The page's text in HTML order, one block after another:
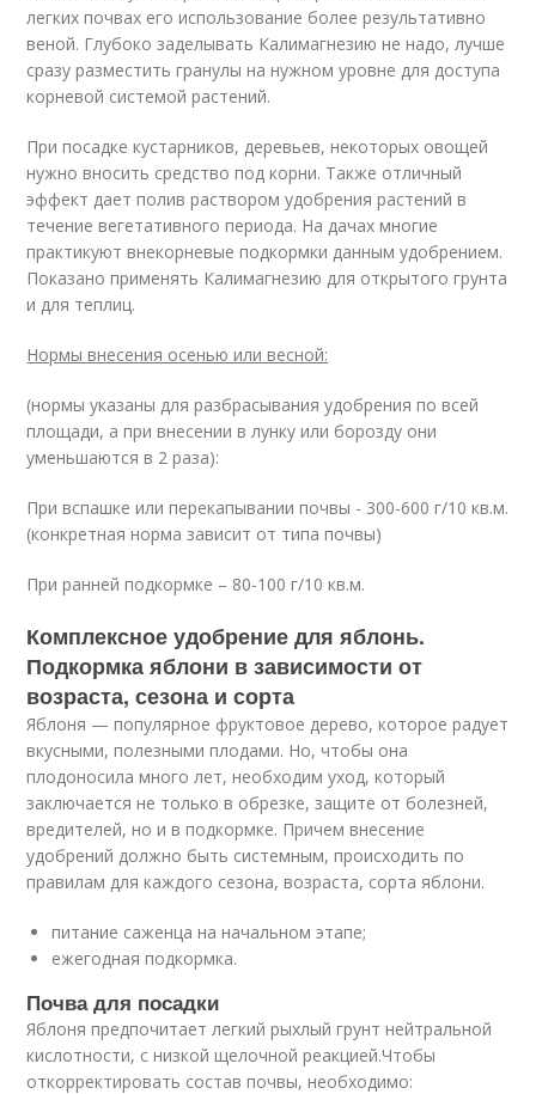
легких почвах его использование более результативно
веной. Глубоко заделывать Калимагнезию не надо, лучше
сразу разместить гранулы на нужном уровне для доступа
корневой системой растений.
При посадке кустарников, деревьев, некоторых овощей
нужно вносить средство под корни. Также отличный
эффект дает полив раствором удобрения растений в
течение вегетативного периода. На дачах многие
практикуют внекорневые подкормки данным удобрением.
Показано применять Калимагнезию для открытого грунта
и для теплиц.
Нормы внесения осенью или весной:
(нормы указаны для разбрасывания удобрения по всей
площади, а при внесении в лунку или борозду они
уменьшаются в 2 раза):
При вспашке или перекапывании почвы - 300-600 г/10 кв.м.
(конкретная норма зависит от типа почвы)
При ранней подкормке – 80-100 г/10 кв.м.
Комплексное удобрение для яблонь.
Подкормка яблони в зависимости от
возраста, сезона и сорта
Яблоня — популярное фруктовое дерево, которое радует
вкусными, полезными плодами. Но, чтобы она
плодоносила много лет, необходим уход, который
заключается не только в обрезке, защите от болезней,
вредителей, но и в подкормке. Причем внесение
удобрений должно быть системным, происходить по
правилам для каждого сезона, возраста, сорта яблони.
питание саженца на начальном этапе;
ежегодная подкормка.
Почва для посадки
Яблоня предпочитает легкий рыхлый грунт нейтральной
кислотности, с низкой щелочной реакцией.Чтобы
откорректировать состав почвы, необходимо: